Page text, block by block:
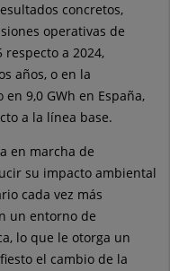
concretos,
operativas de
a 2024,
años, o en la
9,0 GWh en España,
a la línea base.
en marcha de
su impacto ambiental
cada vez más
un entorno de
lo que le otorga un
el cambio de la